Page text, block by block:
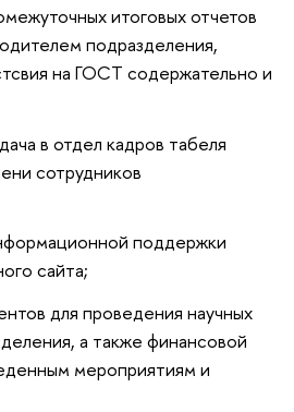
итоговых отчетов
подразделения,
на ГОСТ содержательно и
в отдел кадров табеля
сотрудников
поддержки
сайта;
для проведения научных
а также финансовой
мероприятиям и